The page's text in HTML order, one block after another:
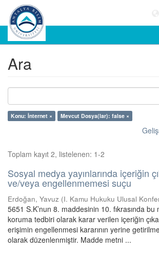
Ara
Ara
Konu: İnternet × Mevcut Dosya(lar): false ×
Toplam kayıt 2, listelenen: 1-2
Sosyal medya yayınlarında içeriğin
ve/veya engellenmemesi suçu
Erdoğan, Yavuz (I. Kamu Hukuku Ulusal
5651 S.K’nun 8. maddesinin 10. fıkrasında bu
koruma tedbiri olarak karar verilen içeriğin
erişimin engellenmesi kararının yerine
olarak düzenlenmiştir. Madde metni ...